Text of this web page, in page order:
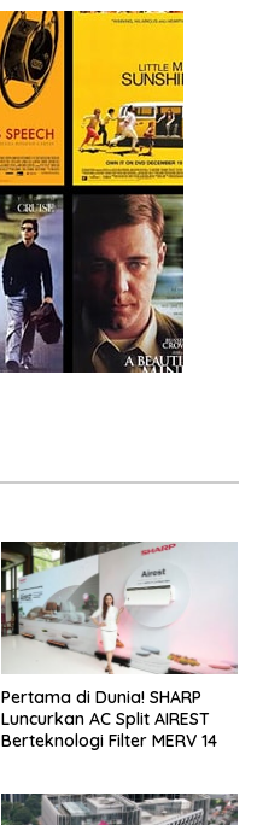
Pertama di Dunia! SHARP
Luncurkan AC Split AIREST
Berteknologi Filter MERV 14